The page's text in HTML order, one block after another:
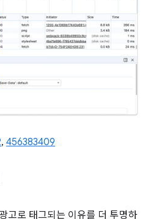
, 456383409
고로 태그되는 이유를 더 투명하